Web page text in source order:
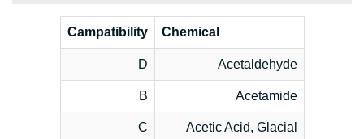
Chemical
Campatibility
Acetaldehyde
D
Acetamide
B
Acetic Acid, Glacial
C